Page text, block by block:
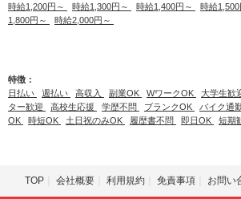
時給1,200円～
時給1,300円～ 時給1,400円～ 時給1,500
1,800円～
時給2,000円～
特徴：
日払い
週払い 高収入 副業OK WワークOK 大学生歓
ター歓迎
高校生応援 学歴不問 ブランクOK バイク通
OK
時短OK 土日祝のみOK 履歴書不問 即日OK 短期
TOP 会社概要 利用規約 免責事項 お問い